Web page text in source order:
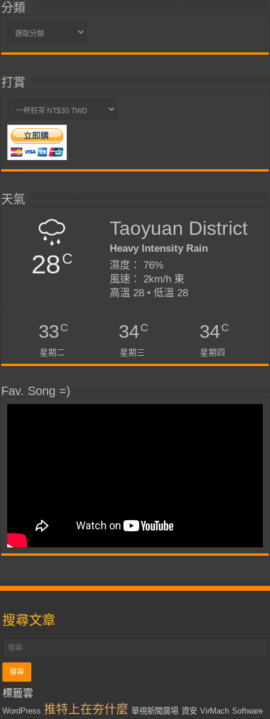
分類
分
打賞
天氣
28C
Taoyuan District
Heavy Intensity Rain
濕度： 76%
風速： 2km/h 東
高溫 28 • 低溫 28
33C
星期二
34C
星期三
34C
星期四
Fav. Song =)
搜尋文章
標籤雲
WordPress 推特上在夯什麼 華視新聞廣場 資安 VirMach Software